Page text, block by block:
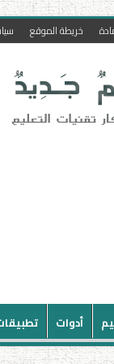
خريطة الموقع
أدوات